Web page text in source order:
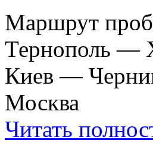
Маршрут
Тернополь
Киев —
Москва
Читать